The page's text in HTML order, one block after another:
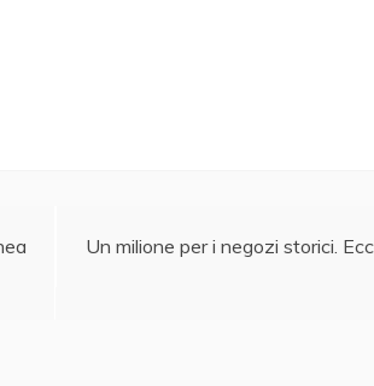
Un milione per i negozi storici.